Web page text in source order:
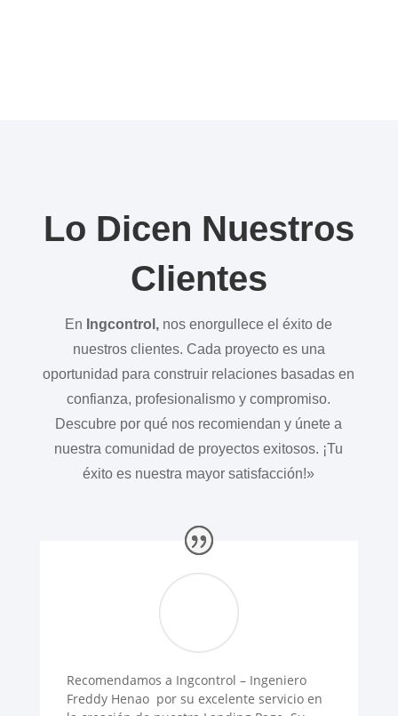
Lo Dicen Nuestros
Clientes
En Ingcontrol, nos enorgullece el éxito de
nuestros clientes. Cada proyecto es una
oportunidad para construir relaciones basadas en
confianza, profesionalismo y compromiso.
Descubre por qué nos recomiendan y únete a
nuestra comunidad de proyectos exitosos. ¡Tu
éxito es nuestra mayor satisfacción!»
Recomendamos a Ingcontrol – Ingeniero
Freddy Henao por su excelente servicio en